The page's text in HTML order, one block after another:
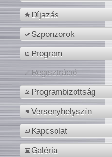
Díjazás
Szponzorok
Program
Regisztráció
Programbizottság
Versenyhelyszín
Kapcsolat
Galéria